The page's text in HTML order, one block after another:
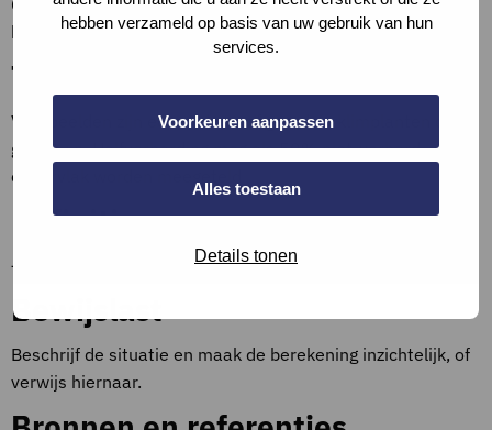
hebben verzameld op basis van uw gebruik van hun
services.
Voorkeuren aanpassen
Alles toestaan
Details tonen
Ga uit van de situatie zoals die is op het moment van
beoordelen.
Toelichting op criteria
Voorbeelden zijn een sedum- of grasdak, klimplanten of
geveltuin. Halfverharding mag als 50% niet-verhard
oppervlak worden meegeteld
Definities
–
Bewijslast
Beschrijf de situatie en maak de berekening inzichtelijk, of
verwijs hiernaar.